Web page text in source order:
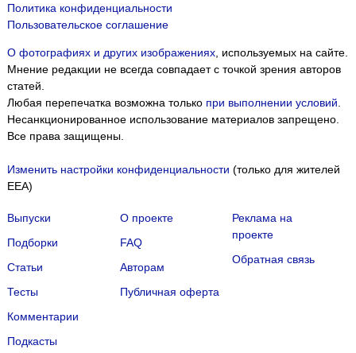
Политика конфиденциальности
Пользовательское соглашение
О фотографиях и других изображениях, используемых на сайте.
Мнение редакции не всегда совпадает с точкой зрения авторов
статей.
Любая перепечатка возможна только при выполнении условий
Несанкционированное использование материалов запрещено.
Все права защищены.
Изменить настройки конфиденциальности (только для жителей
EEA)
Выпуски
Подборки
Статьи
Тесты
Комментарии
Подкасты
О проекте
FAQ
Авторам
Публичная оферта
Реклама на
проекте
Обратная связь